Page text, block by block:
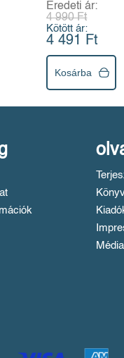
Eredeti ár:
4 990 Ft
Kötött ár:
4 491 Ft
Kosárba